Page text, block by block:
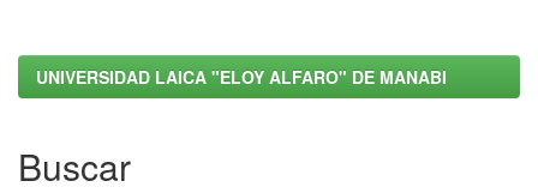
UNIVERSIDAD LAICA "ELOY ALFARO" DE MANABI
Buscar